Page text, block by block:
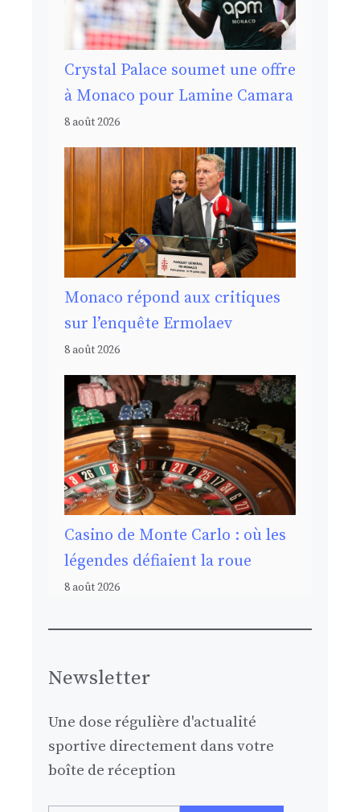
Crystal Palace soumet une offre
à Monaco pour Lamine Camara
8 août 2026
Monaco répond aux critiques
sur l’enquête Ermolaev
8 août 2026
Casino de Monte Carlo : où les
légendes défiaient la roue
8 août 2026
Newsletter
Une dose régulière d'actualité
sportive directement dans votre
boîte de réception